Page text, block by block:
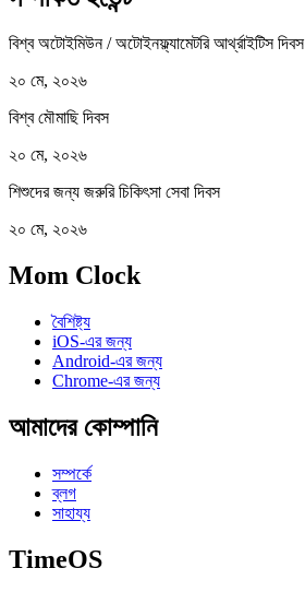
বিশ্ব অটোইমিউন / অটোইনফ্ল্যামেটরি আর্থ্রাইটিস দিবস
২০ মে, ২০২৬
বিশ্ব মৌমাছি দিবস
২০ মে, ২০২৬
শিশুদের জন্য জরুরি চিকিৎসা সেবা দিবস
২০ মে, ২০২৬
Mom Clock
বৈশিষ্ট্য
iOS-এর জন্য
Android-এর জন্য
Chrome-এর জন্য
আমাদের কোম্পানি
সম্পর্কে
ব্লগ
সাহায্য
TimeOS